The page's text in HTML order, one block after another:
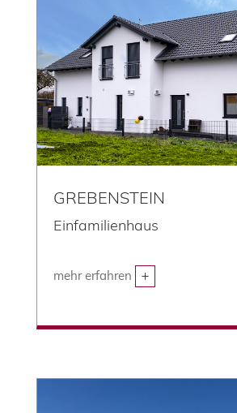
GREBENSTEIN
Einfamilienhaus
mehr erfahren